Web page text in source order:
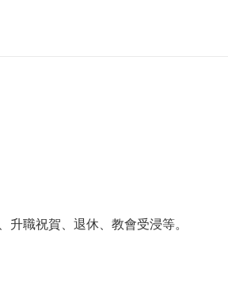
職祝賀、退休、教會受浸等。